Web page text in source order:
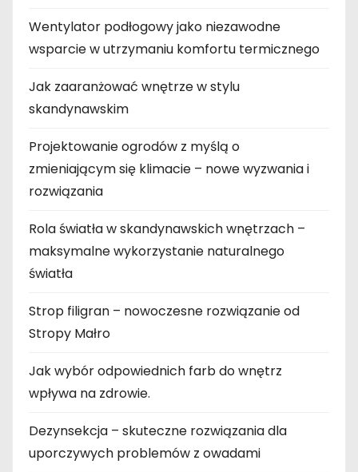
Wentylator podłogowy jako niezawodne
wsparcie w utrzymaniu komfortu termicznego
Jak zaaranżować wnętrze w stylu
skandynawskim
Projektowanie ogrodów z myślą o
zmieniającym się klimacie – nowe wyzwania i
rozwiązania
Rola światła w skandynawskich wnętrzach –
maksymalne wykorzystanie naturalnego
światła
Strop filigran – nowoczesne rozwiązanie od
Stropy Małro
Jak wybór odpowiednich farb do wnętrz
wpływa na zdrowie.
Dezynsekcja – skuteczne rozwiązania dla
uporczywych problemów z owadami